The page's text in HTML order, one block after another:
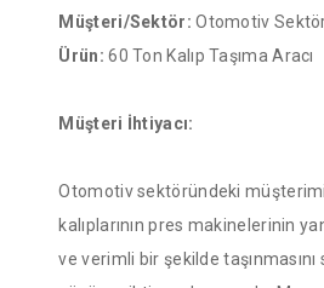
Müşteri/Sektör: Otomotiv
Ürün: 60 Ton Kalıp Taşıma Aracı
Müşteri İhtiyacı:
Otomotiv sektöründeki
kalıplarının pres makinelerinin
ve verimli bir şekilde